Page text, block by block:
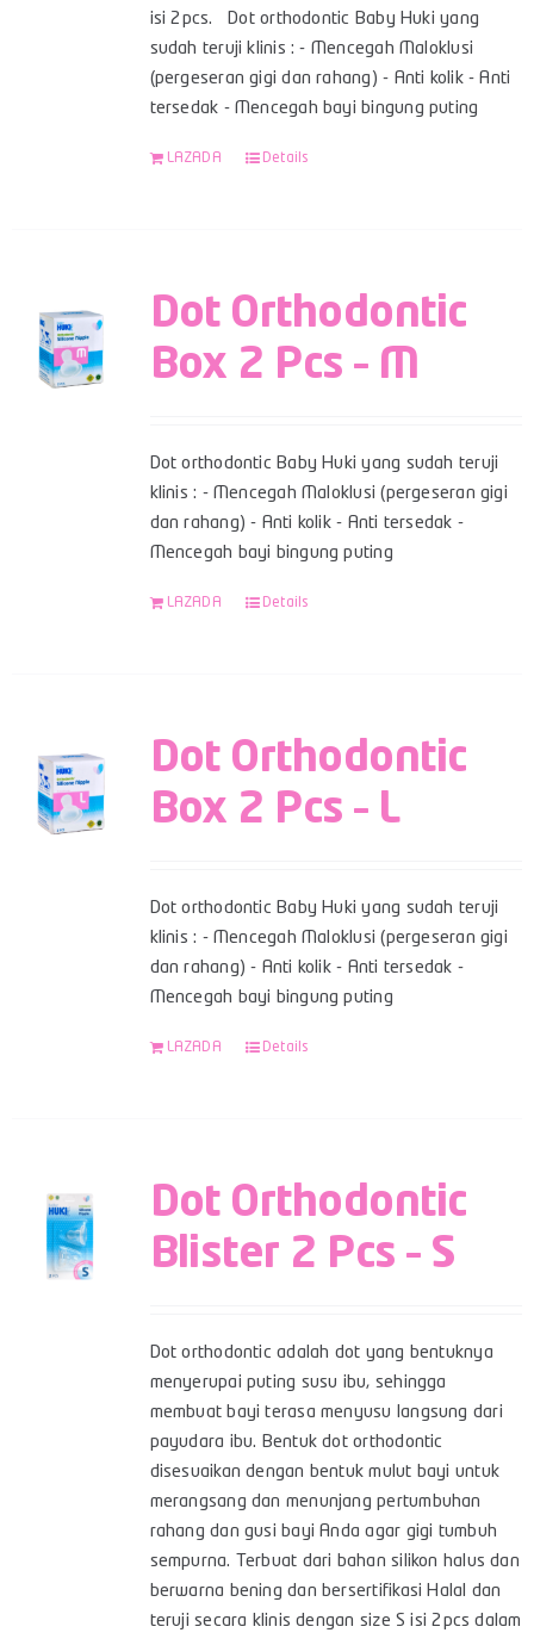
isi 2pcs. Dot orthodontic Baby Huki yang
sudah teruji klinis : - Mencegah Maloklusi
(pergeseran gigi dan rahang) - Anti kolik - Anti
tersedak - Mencegah bayi bingung puting
LAZADA Details
Dot Orthodontic
Box 2 Pcs – M
Dot orthodontic Baby Huki yang sudah teruji
klinis : - Mencegah Maloklusi (pergeseran gigi
dan rahang) - Anti kolik - Anti tersedak -
Mencegah bayi bingung puting
LAZADA Details
Dot Orthodontic
Box 2 Pcs – L
Dot orthodontic Baby Huki yang sudah teruji
klinis : - Mencegah Maloklusi (pergeseran gigi
dan rahang) - Anti kolik - Anti tersedak -
Mencegah bayi bingung puting
LAZADA Details
Dot Orthodontic
Blister 2 Pcs – S
Dot orthodontic adalah dot yang bentuknya
menyerupai puting susu ibu, sehingga
membuat bayi terasa menyusu langsung dari
payudara ibu. Bentuk dot orthodontic
disesuaikan dengan bentuk mulut bayi untuk
merangsang dan menunjang pertumbuhan
rahang dan gusi bayi Anda agar gigi tumbuh
sempurna. Terbuat dari bahan silikon halus dan
berwarna bening dan bersertifikasi Halal dan
teruji secara klinis dengan size S isi 2pcs dalam